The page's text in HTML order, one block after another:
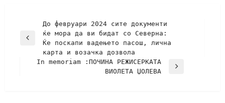
До февруари 2024 сите документи
ќе мора да ви бидат со Северна:
Ќе поскапи вадењето пасош, лична
карта и возачка дозвола
In memoriam :ПОЧИНА РЕЖИСЕРКАТА
ВИОЛЕТА ЏОЛЕВА